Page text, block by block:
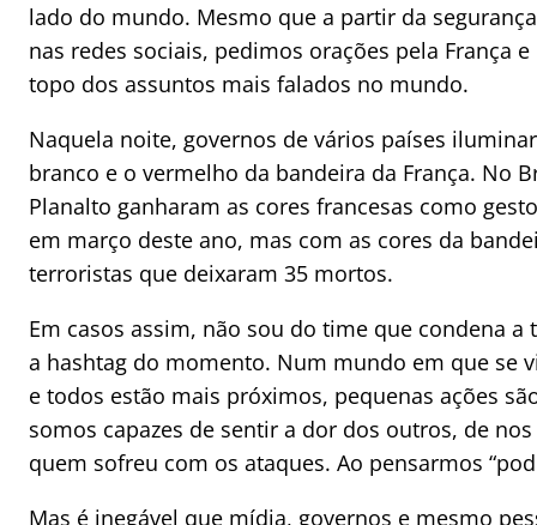
lado do mundo. Mesmo que a partir da
nas redes sociais, pedimos orações pela França
topo dos assuntos mais falados no mundo.
Naquela noite, governos de vários países
branco e o vermelho da bandeira da França. No
Planalto ganharam as cores francesas como
em março deste ano, mas com as cores da
terroristas que deixaram 35 mortos.
Em casos assim, não sou do time que condena
a hashtag do momento. Num mundo em que se
e todos estão mais próximos, pequenas ações
somos capazes de sentir a dor dos outros, de
quem sofreu com os ataques. Ao pensarmos
Mas é inegável que mídia, governos e mesmo